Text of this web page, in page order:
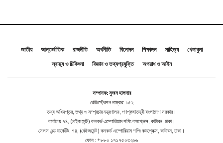
জাতীয় আন্তর্জাতিক রাজনীতি অর্থনীতি বিনোদন শিক্ষাঙ্গন সাহিত্য
খেলাধুলা
স্বাস্থ্য ও চিকিৎসা
বিজ্ঞান ও তথ্যপ্রযুক্তি অপরাধ ও আইন
সম্পাদক: সুজন হালদার
রেজিস্ট্রেশন নাম্বার: ১৫২
তথ্য অধিদপ্তর, তথ্য ও সম্প্রচার মন্ত্রণালয়, গণপ্রজাতন্ত্রী বাংলাদেশ সরকার।
কার্যালয় ৭৪, (বেইজমেন্ট ) কনকর্ড এম্পোরিয়াম শপিং কমপ্লেক্স, কাটাবন, ঢাকা।
সেলস এন্ড মার্কেটিং: ৭৪, (বেইজমেন্ট ) কনকর্ড এম্পোরিয়াম শপিং কমপ্লেক্স, কাটাবন, ঢাকা।
ফোন : +৮৮০ ১৭১৭৫০৩২৬৬